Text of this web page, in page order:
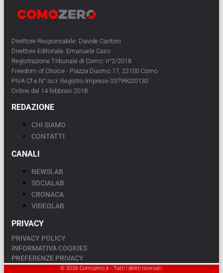
Direttore Responsabile: Davide Cantoni
Direttore Editoriale: Emanuele Caso
Registrazione Tribunale di Como: n°2/2018
Freedom of Choice - Piazza Duomo 17, 22100 Como
PIVA Cf e N° Iscr. Registro Imprese 03799020130
Online dal 14 febbraio 2018
REDAZIONE
CHI SIAMO
CONTATTI
CANALI
NEWSLAB
SOCIALAB
CRONACA
VIDEOLAB
PRIVACY
PRIVACY POLICY
INFORMATIVA COOKIES
PREFERENZE PRIVACY
© 2026 Comozero.it - Tutti i diritti riservati.